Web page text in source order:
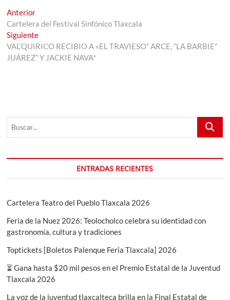
Navegación
de
entradas
AnteriorEntrada
anterior:
Cartelera del Festival Sinfónico Tlaxcala
SiguienteEntrada
siguiente:
VAL’QUIRICO RECIBIO A «EL TRAVIESO” ARCE, “LA BARBIE”
JUÁREZ” Y JACKIE NAVA*
Buscar...
ENTRADAS RECIENTES
Cartelera Teatro del Pueblo Tlaxcala 2026
Feria de la Nuez 2026: Teolocholco celebra su identidad con
gastronomía, cultura y tradiciones
Toptickets [Boletos Palenque Feria Tlaxcala] 2026
⏳ Gana hasta $20 mil pesos en el Premio Estatal de la Juventud
Tlaxcala 2026
La voz de la juventud tlaxcalteca brilla en la Final Estatal de